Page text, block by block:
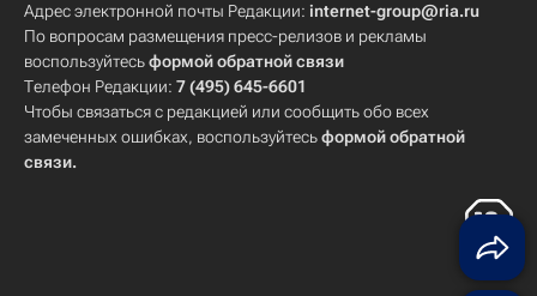
Адрес электронной почты Редакции: internet-group@ria.ru
По вопросам размещения пресс-релизов и рекламы
воспользуйтесьформой обратной связи
Телефон Редакции: 7 (495) 645-6601
Чтобы связаться с редакцией или сообщить обо всех
замеченных ошибках, воспользуйтесьформой обратной
связи.